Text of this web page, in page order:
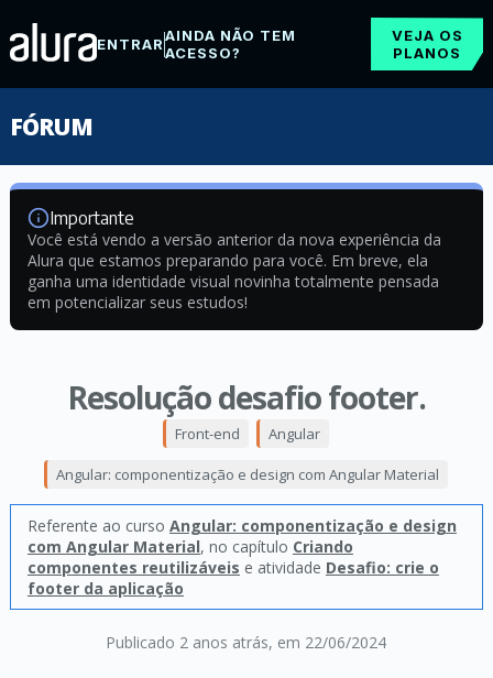
ENTRARAINDA NÃO TEM
ACESSO?
VEJA OS
PLANOS
FÓRUM
Importante
Você está vendo a versão anterior da nova experiência da
Alura que estamos preparando para você. Em breve, ela
ganha uma identidade visual novinha totalmente pensada
em potencializar seus estudos!
Resolução desafio footer.
Publicado 2 anos atrás, em 22/06/2024
Front-end Angular
Angular: componentização e design com Angular Material
Referente ao curso Angular: componentização e design
com Angular Material, no capítulo Criando
componentes reutilizáveis e atividade Desafio: crie o
footer da aplicação